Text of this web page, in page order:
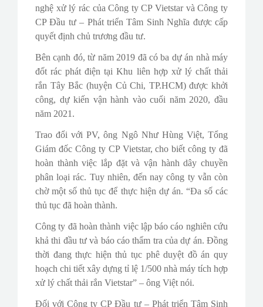
nghệ xử lý rác của Công ty CP Vietstar và Công ty
CP Đầu tư – Phát triển Tâm Sinh Nghĩa được cấp
quyết định chủ trương đầu tư.
Bên cạnh đó, từ năm 2019 đã có ba dự án nhà máy
đốt rác phát điện tại Khu liên hợp xử lý chất thải
rắn Tây Bắc (huyện Củ Chi, TP.HCM) được khởi
công, dự kiến vận hành vào cuối năm 2020, đầu
năm 2021.
Trao đổi với PV, ông Ngô Như Hùng Việt, Tổng
Giám đốc Công ty CP Vietstar, cho biết công ty đã
hoàn thành việc lắp đặt và vận hành dây chuyền
phân loại rác. Tuy nhiên, đến nay công ty vẫn còn
chờ một số thủ tục để thực hiện dự án. “Đa số các
thủ tục đã hoàn thành.
Công ty đã hoàn thành việc lập báo cáo nghiên cứu
khả thi đầu tư và báo cáo thẩm tra của dự án. Đồng
thời đang thực hiện thủ tục phê duyệt đồ án quy
hoạch chi tiết xây dựng tỉ lệ 1/500 nhà máy tích hợp
xử lý chất thải rắn Vietstar” – ông Việt nói.
Đối với Công ty CP Đầu tư – Phát triển Tâm Sinh